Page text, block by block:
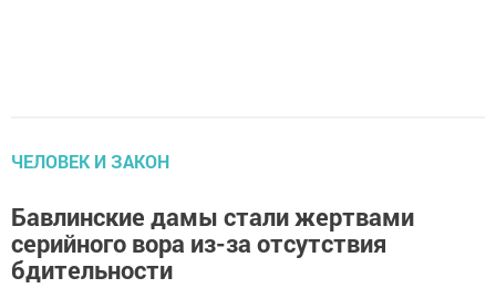
ЧЕЛОВЕК И ЗАКОН
Бавлинские дамы стали жертвами
серийного вора из-за отсутствия
бдительности